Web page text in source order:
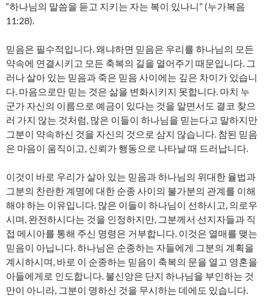
“하나님의 말씀을 듣고 지키는 자는 복이 있나니” (누가복음
11:28).
믿음은 필수적입니다. 왜냐하면 믿음은 우리를 하나님의 모든
약속에 연결시키고 모든 축복의 길을 열어주기 때문입니다. 그
러나 살아 있는 믿음과 죽은 믿음 사이에는 깊은 차이가 있습니
다. 마음으로만 믿는 것은 삶을 변화시키지 못합니다. 마치 누
군가 자신의 이름으로 예금이 있다는 것을 알면서도 결코 찾으
러 가지 않는 것처럼, 많은 이들이 하나님을 믿는다고 말하지만
그분이 약속하신 것을 자신의 것으로 삼지 않습니다. 참된 믿음
은 마음이 움직이고, 신뢰가 행동으로 나타날 때 드러납니다.
이것이 바로 우리가 살아 있는 믿음과 하나님의 위대한 율법과
그분의 찬란한 계명에 대한 순종 사이의 불가분의 관계를 이해
해야 하는 이유입니다. 많은 이들이 하나님이 선하시고, 의로우
시며, 완전하시다는 것을 인정하지만, 그분께서 선지자들과 직
접 메시아를 통해 주신 명령은 거부합니다. 이것은 열매를 맺는
믿음이 아닙니다. 하나님은 순종하는 자들에게 그분의 계획을
계시하시며, 바로 이 순종하는 믿음이 축복의 문을 열고 영혼을
아들에게로 인도합니다. 불신앙은 단지 하나님을 부인하는 것
만이 아니라, 그분이 명하신 것을 무시하는 데에도 있습니다.